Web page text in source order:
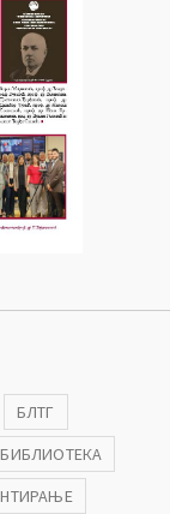
БЛТГ
БИБЛИОТЕКА